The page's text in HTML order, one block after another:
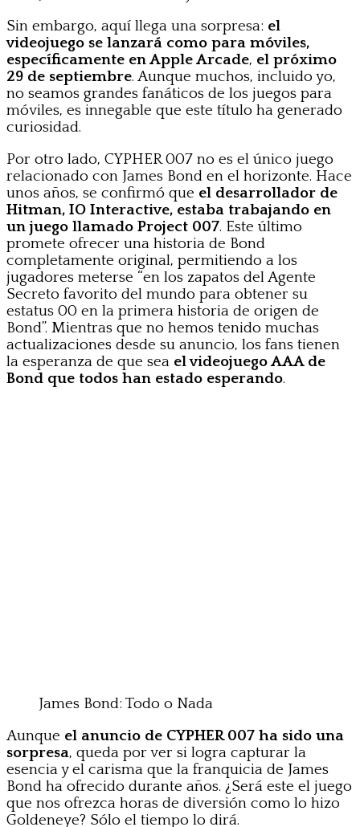
Sin embargo, aquí llega una sorpresa: el
videojuego se lanzará como para móviles,
específicamente en Apple Arcade, el próximo
29 de septiembre. Aunque muchos, incluido yo,
no seamos grandes fanáticos de los juegos para
móviles, es innegable que este título ha generado
curiosidad.
Por otro lado, CYPHER 007 no es el único juego
relacionado con James Bond en el horizonte. Hace
unos años, se confirmó que el desarrollador de
Hitman, IO Interactive, estaba trabajando en
un juego llamado Project 007. Este último
promete ofrecer una historia de Bond
completamente original, permitiendo a los
jugadores meterse “en los zapatos del Agente
Secreto favorito del mundo para obtener su
estatus 00 en la primera historia de origen de
Bond”. Mientras que no hemos tenido muchas
actualizaciones desde su anuncio, los fans tienen
la esperanza de que sea el videojuego AAA de
Bond que todos han estado esperando.
James Bond: Todo o Nada
Aunque el anuncio de CYPHER 007 ha sido una
sorpresa, queda por ver si logra capturar la
esencia y el carisma que la franquicia de James
Bond ha ofrecido durante años. ¿Será este el juego
que nos ofrezca horas de diversión como lo hizo
Goldeneye? Sólo el tiempo lo dirá.